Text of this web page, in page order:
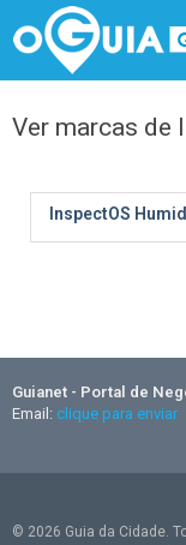
Ver marcas de
InspectOS
Guianet - Portal de
Email: clique para enviar
© 2026 Guia da Cidade.